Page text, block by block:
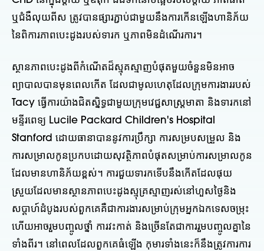
ឬជំងឺលុយពីស ត្រូវបានផ្សារភ្ជាប់ជាមួយនឹងការកើនឡើងហានិភ័យ
នៃពិការភាពបេះដូងរបស់ទារក ឬភាពមិនដំណើរការ។
ស្ថានភាពបេះដូងពីកំណើតដ៏ស្មុគស្មាញបំផុតមួយចំនួនមិនអាច
ព្យាបាលបានមុនពេលកើត ដែលជាមូលហេតុដែលក្រុមការងាររបស់
Tacy ធ្វើការយ៉ាងជិតស្និទ្ធជាមួយក្រុមវេជ្ជសាស្ត្រមាតា និងទារកនៅ
មន្ទីរពេទ្យ Lucile Packard Children's Hospital
Stanford ដោយធានាបាននូវការប្រឹក្សា ការសម្របសម្រួល និង
ការសម្រាលកូនប្រកបដោយសុវត្ថិភាពបំផុតសម្រាប់ការសម្រាលកូន
ដែលមានហានិភ័យខ្ពស់។ ការជួយទារកទើបនឹងកើតដែលផុយ
ស្រួយដែលមានស្ថានភាពបេះដូងស្មុគ្រស្មាញរស់នៅហួសថ្ងៃនិង
សប្តាហ៍ដំបូងរបស់ពួកគេគឺជាការងារសម្រាប់ក្រុមអ្នកឯកទេសចម្រុះ
ហើយអាចរួមបញ្ចូលថ្នាំ ការវះកាត់ និងច្រើនតែជាការរួមបញ្ចូលគ្នានៃ
ទាំងពីរ។ នៅពេលដែលពួកគេធំឡើង កុមារទាំងនេះក៏នឹងត្រូវការការ